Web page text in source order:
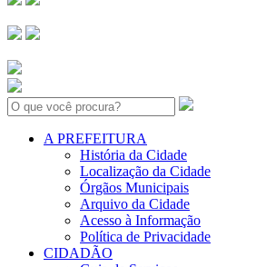
Search:
A PREFEITURA
História da Cidade
Localização da Cidade
Órgãos Municipais
Arquivo da Cidade
Acesso à Informação
Política de Privacidade
CIDADÃO